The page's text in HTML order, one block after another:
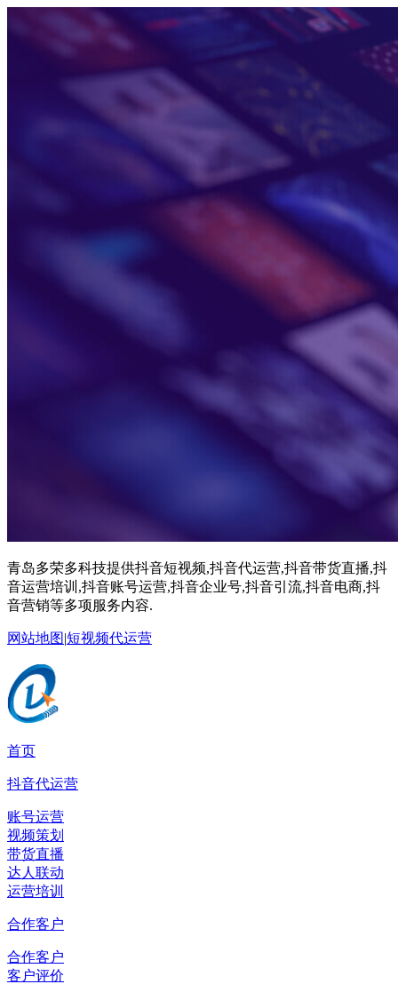
青岛多荣多科技提供抖音短视频,抖音代运营,抖音带货直播,抖
音运营培训,抖音账号运营,抖音企业号,抖音引流,抖音电商,抖
音营销等多项服务内容.
网站地图|短视频代运营
首页
抖音代运营
账号运营
视频策划
带货直播
达人联动
运营培训
合作客户
合作客户
客户评价